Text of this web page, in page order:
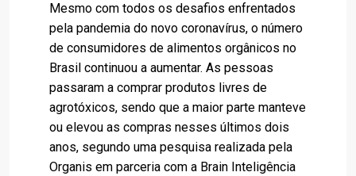
Mesmo com todos os desafios enfrentados
pela pandemia do novo coronavírus, o número
de consumidores de alimentos orgânicos no
Brasil continuou a aumentar. As pessoas
passaram a comprar produtos livres de
agrotóxicos, sendo que a maior parte manteve
ou elevou as compras nesses últimos dois
anos, segundo uma pesquisa realizada pela
Organis em parceria com a Brain Inteligência